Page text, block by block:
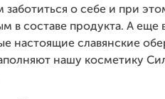
заботиться о себе и при
в составе продукта. А еще
настоящие славянские
нашу косметику